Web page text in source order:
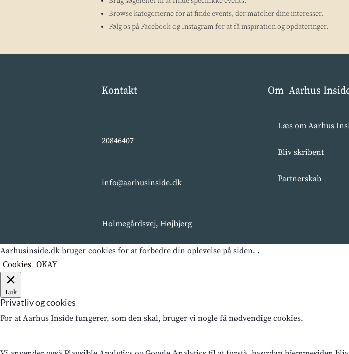
Browse kategorierne for at finde events, der matcher dine interesser.
Følg os på Facebook og Instagram for at få inspiration og opdateringer.
Kontakt
20846407
info@aarhusinside.dk
Holmegårdsvej, Højbjerg
Om Aarhus
Læs om Aarhus
Bliv skribent
Partnerskab
Aarhusinside.dk bruger cookies for at forbedre din oplevelse på siden. .
Cookies OKAY
Luk
Privatliv og cookies
For at Aarhus Inside fungerer, som den skal, bruger vi nogle få nødvendige cookies.